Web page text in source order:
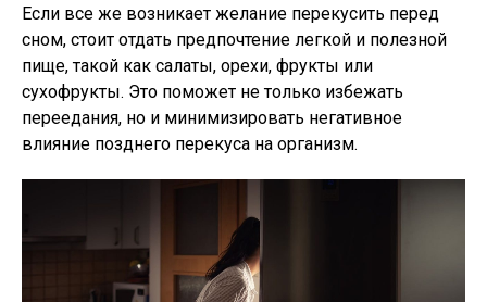
Если все же возникает желание перекусить перед
сном, стоит отдать предпочтение легкой и полезной
пище, такой как салаты, орехи, фрукты или
сухофрукты. Это поможет не только избежать
переедания, но и минимизировать негативное
влияние позднего перекуса на организм.